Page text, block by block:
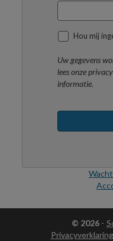
Hou mij
Uw gegevens
lees onze
informatie.
© 2026-
Privacyverklaring